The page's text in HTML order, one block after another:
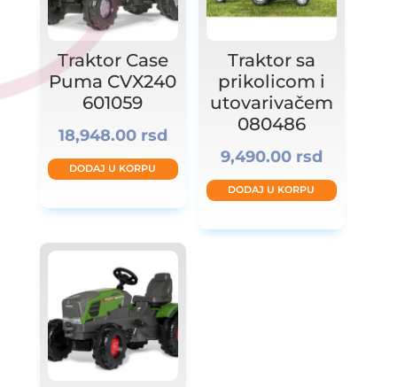
Traktor Case
Puma CVX240
601059
18,948.00 rsd
DODAJ U KORPU
Traktor sa
prikolicom i
utovarivačem
080486
9,490.00 rsd
DODAJ U KORPU